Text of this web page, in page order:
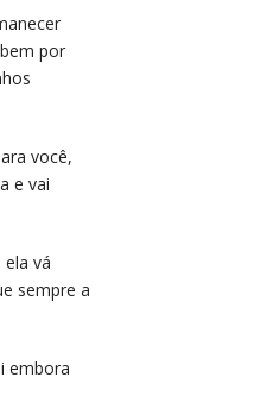
por
você,
e vai
vá
sempre a
embora